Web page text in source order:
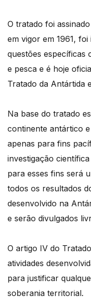
O tratado foi
em vigor em 1961,
questões específicas
e pesca e é hoje
Tratado da Antártida
Na base do tratado
continente antártico
apenas para fins
investigação
para esses fins será
todos os resultados
desenvolvido na
e serão divulgados
O artigo IV do
atividades
para justificar
soberania territorial.